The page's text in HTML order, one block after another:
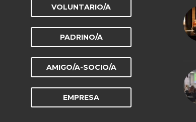
VOLUNTARIO/A
PADRINO/A
AMIGO/A-SOCIO/A
EMPRESA